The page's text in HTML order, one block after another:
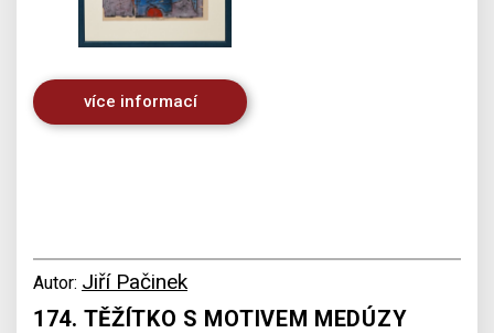
více informací
Autor: Jiří Pačinek
174. TĚŽÍTKO S MOTIVEM MEDÚZY